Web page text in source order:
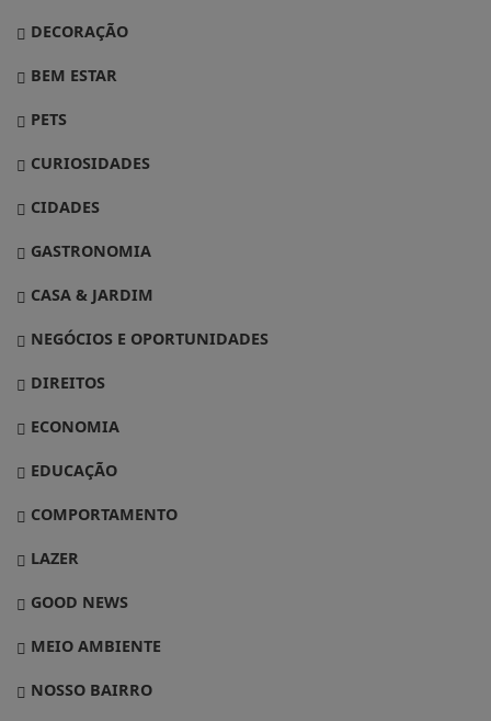
DECORAÇÃO
BEM ESTAR
PETS
CURIOSIDADES
CIDADES
GASTRONOMIA
CASA & JARDIM
NEGÓCIOS E OPORTUNIDADES
DIREITOS
ECONOMIA
EDUCAÇÃO
COMPORTAMENTO
LAZER
GOOD NEWS
MEIO AMBIENTE
NOSSO BAIRRO